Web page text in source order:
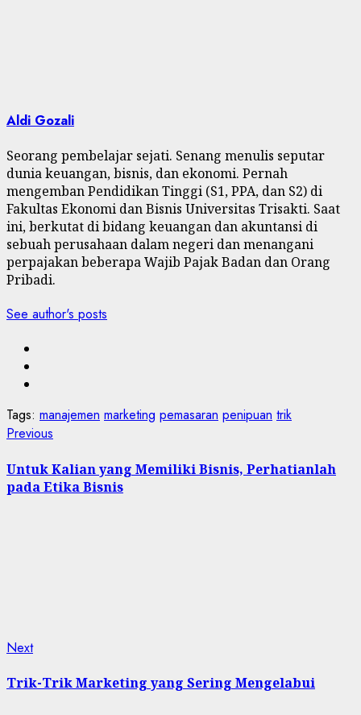
Aldi Gozali
Seorang pembelajar sejati. Senang menulis seputar
dunia keuangan, bisnis, dan ekonomi. Pernah
mengemban Pendidikan Tinggi (S1, PPA, dan S2) di
Fakultas Ekonomi dan Bisnis Universitas Trisakti. Saat
ini, berkutat di bidang keuangan dan akuntansi di
sebuah perusahaan dalam negeri dan menangani
perpajakan beberapa Wajib Pajak Badan dan Orang
Pribadi.
See author's posts
Tags: manajemen marketing pemasaran penipuan trik
Post
navigation
Previous
Untuk Kalian yang Memiliki Bisnis, Perhatianlah
pada Etika Bisnis
NextNext
Trik-Trik Marketing yang Sering Mengelabui